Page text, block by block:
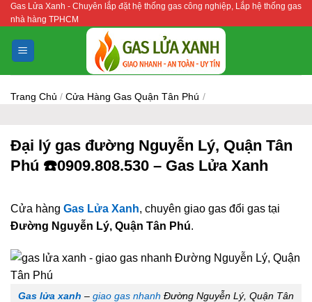
Bỏ
qua
nội
dung
Gas Lửa Xanh - Chuyên lắp đặt hệ thống gas công nghiệp, Lắp hệ thống gas
nhà hàng TPHCM
Trang Chủ / Cửa Hàng Gas Quận Tân Phú /
Đại lý gas đường Nguyễn Lý, Quận Tân
Phú ☎️0909.808.530 – Gas Lửa Xanh
Cửa hàng Gas Lửa Xanh, chuyên giao gas đổi gas tại
Đường Nguyễn Lý, Quận Tân Phú.
Gas lửa xanh – giao gas nhanh Đường Nguyễn Lý, Quận Tân